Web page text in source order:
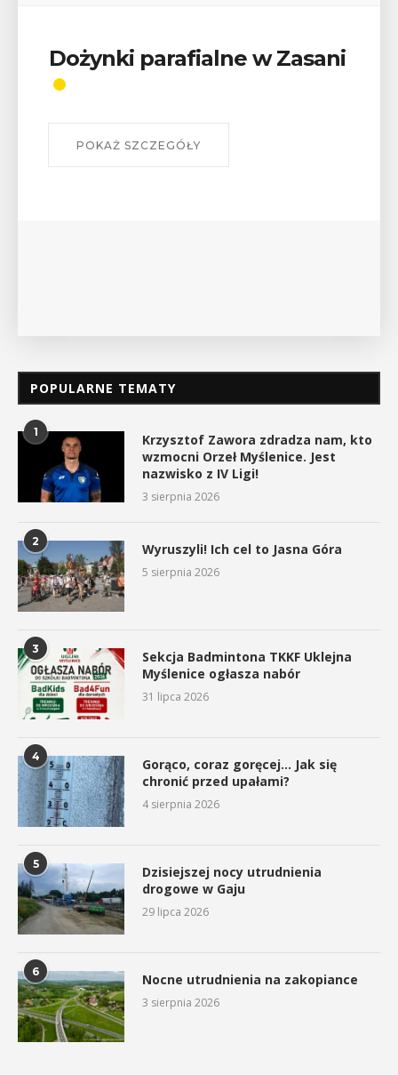
Wykład „Jak zdobyć
odznaki na myślenickich
W środę 12 sierpnia o godz. 17 w Miejskiej
POPULARNE TEMATY
1
Krzysztof Zawora zdradza nam, kto
wzmocni Orzeł Myślenice. Jest
nazwisko z IV Ligi!
3 sierpnia 2026
2 Wyruszyli! Ich cel to Jasna Góra
5 sierpnia 2026
3
Sekcja Badmintona TKKF Uklejna
Myślenice ogłasza nabór
31 lipca 2026
4
Gorąco, coraz goręcej… Jak się
chronić przed upałami?
4 sierpnia 2026
5
Dzisiejszej nocy utrudnienia
drogowe w Gaju
29 lipca 2026
6 Nocne utrudnienia na zakopiance
3 sierpnia 2026